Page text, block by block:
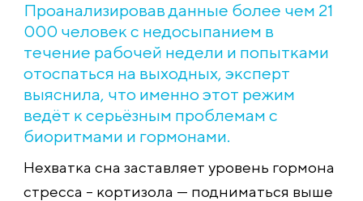
Проанализировав данные более чем 21
000 человек с недосыпанием в
течение рабочей недели и попытками
отоспаться на выходных, эксперт
выяснила, что именно этот режим
ведёт к серьёзным проблемам с
биоритмами и гормонами.
Нехватка сна заставляет уровень гормона
стресса – кортизола — подниматься выше